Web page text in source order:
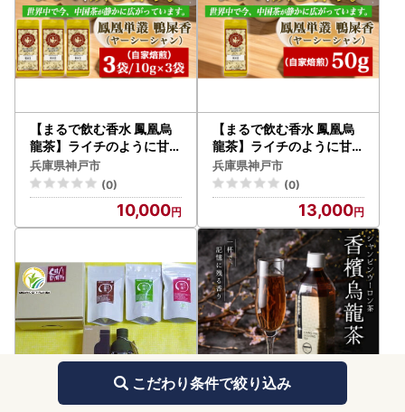
【まるで飲む香水 鳳凰烏
龍茶】ライチのように甘く
、花束のように気高い香り
。自家焙煎 鴨屎香 10g×3
パック（やーしーしゃん）
兵庫県神戸市
(0)
10,000
【まるで飲む香水 鳳凰烏
龍茶】ライチのように甘く
、花束のように気高い香り
。自家焙煎 鴨屎香 50g（
やーしーしゃん） ｜中国
兵庫県神戸市
(0)
13,000
こだわり条件で絞り込み